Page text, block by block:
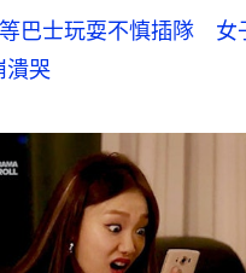
巴士玩耍不慎插隊 女
哭